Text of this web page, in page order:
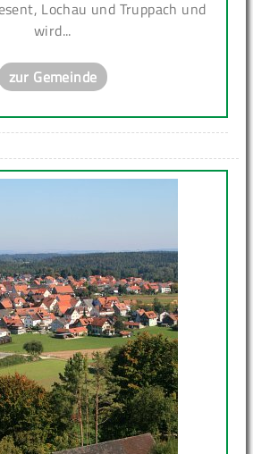
Lochau und Truppach und
wird...
zur Gemeinde